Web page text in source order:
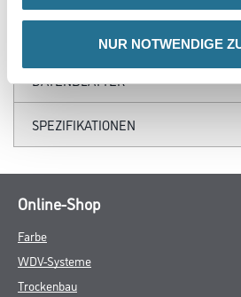
NUR NOTWENDIGE
GEFAHRENHINWEISE
DATENBLÄTTER
SPEZIFIKATIONEN
Online-Shop
Farbe
WDV-Systeme
Trockenbau